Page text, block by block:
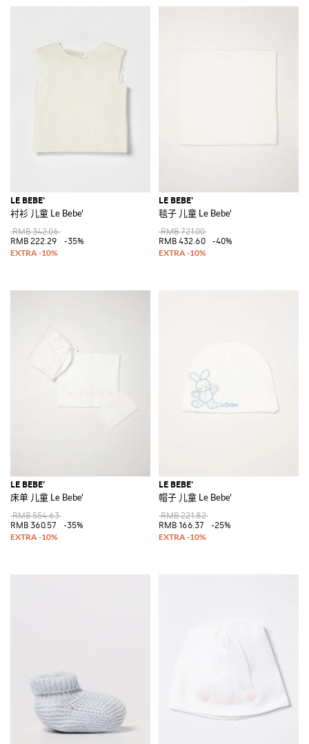
LE BEBE'
衬衫 儿童 Le Bebe'
RMB 342.06
RMB 222.29
-35%
LE BEBE'
毯子 儿童 Le Bebe'
RMB 721.00
RMB 432.60
-40%
LE BEBE'
床单 儿童 Le Bebe'
RMB 554.63
RMB 360.57
-35%
LE BEBE'
帽子 儿童 Le Bebe'
RMB 221.82
RMB 166.37
-25%